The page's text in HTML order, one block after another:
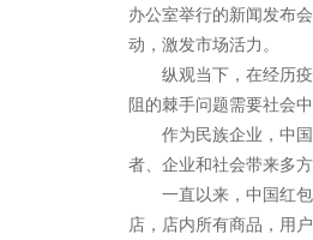
办公室举行的新闻发布
动，激发市场活力。
纵观当下，在经历
阻的棘手问题需要社会
作为民族企业，中
者、企业和社会带来多
一直以来，中国红
店，店内所有商品，用